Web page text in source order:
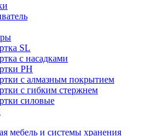
SL
с насадками
PH
с алмазным покрытием
с гибким стержнем
силовые
мебель и системы хранения